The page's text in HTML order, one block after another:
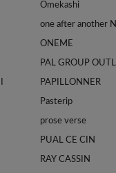
Omekashi
one after another
ONEME
PAL GROUP
PAPILLONNER
Pasterip
prose verse
PUAL CE CIN
RAY CASSIN